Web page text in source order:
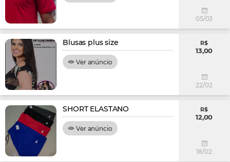
05/03
Blusas plus size
Ver anúncio
R$
13,00
22/02
SHORT ELASTANO
Ver anúncio
R$
12,00
18/02